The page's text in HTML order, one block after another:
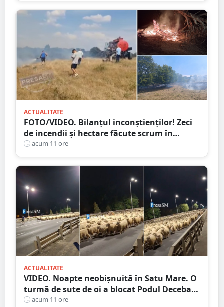
ACTUALITATE
FOTO/VIDEO. Bilanțul inconștienților! Zeci
de incendii și hectare făcute scrum în
județul Satu Mare
acum 11 ore
ACTUALITATE
VIDEO. Noapte neobișnuită în Satu Mare. O
turmă de sute de oi a blocat Podul Decebal.
Gest de apreciat al ciobanului
acum 11 ore